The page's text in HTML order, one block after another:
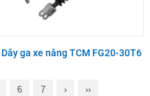
Dây ga xe nâng TCM FG20-30T6
6 7 › ››